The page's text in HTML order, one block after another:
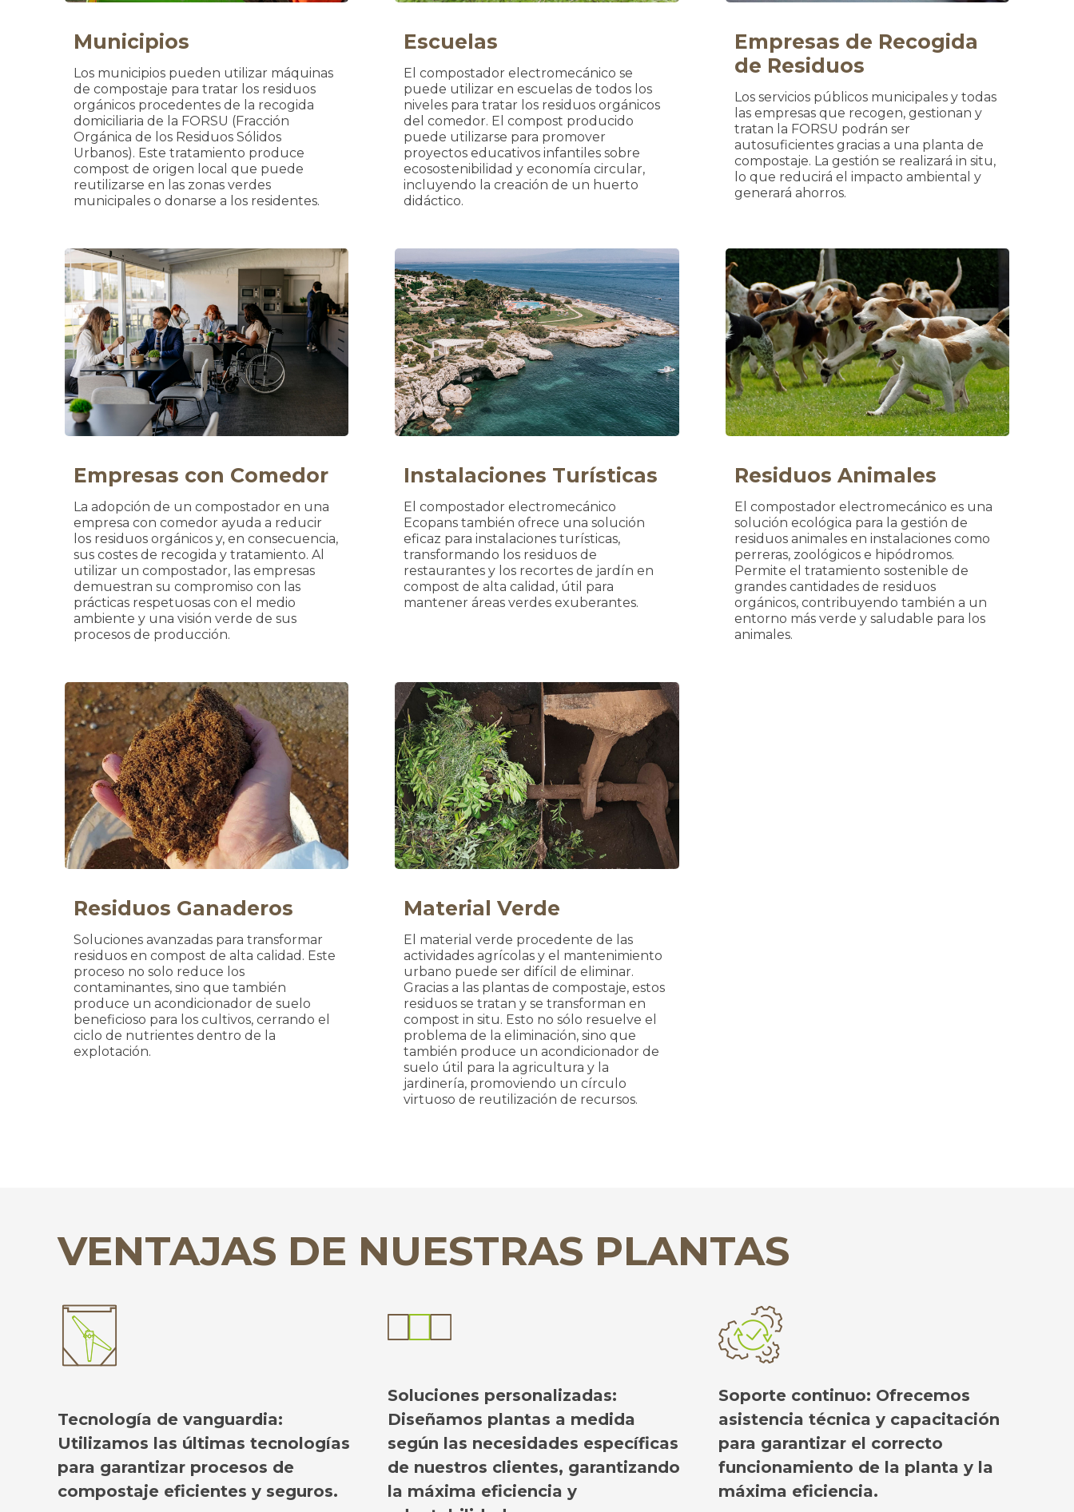
Municipios
Los municipios pueden utilizar máquinas
de compostaje para tratar los residuos
orgánicos procedentes de la recogida
domiciliaria de la FORSU (Fracción
Orgánica de los Residuos Sólidos
Urbanos). Este tratamiento produce
compost de origen local que puede
reutilizarse en las zonas verdes
municipales o donarse a los residentes.
Escuelas
El compostador electromecánico se
puede utilizar en escuelas de todos los
niveles para tratar los residuos orgánicos
del comedor. El compost producido
puede utilizarse para promover
proyectos educativos infantiles sobre
ecosostenibilidad y economía circular,
incluyendo la creación de un huerto
didáctico.
Empresas de Recogida
de Residuos
Los servicios públicos municipales y todas
las empresas que recogen, gestionan y
tratan la FORSU podrán ser
autosuficientes gracias a una planta de
compostaje. La gestión se realizará in situ,
lo que reducirá el impacto ambiental y
generará ahorros.
Empresas con Comedor
La adopción de un compostador en una
empresa con comedor ayuda a reducir
los residuos orgánicos y, en consecuencia,
sus costes de recogida y tratamiento. Al
utilizar un compostador, las empresas
demuestran su compromiso con las
prácticas respetuosas con el medio
ambiente y una visión verde de sus
procesos de producción.
Instalaciones Turísticas
El compostador electromecánico
Ecopans también ofrece una solución
eficaz para instalaciones turísticas,
transformando los residuos de
restaurantes y los recortes de jardín en
compost de alta calidad, útil para
mantener áreas verdes exuberantes.
Residuos Animales
El compostador electromecánico es una
solución ecológica para la gestión de
residuos animales en instalaciones como
perreras, zoológicos e hipódromos.
Permite el tratamiento sostenible de
grandes cantidades de residuos
orgánicos, contribuyendo también a un
entorno más verde y saludable para los
animales.
Residuos Ganaderos
Soluciones avanzadas para transformar
residuos en compost de alta calidad. Este
proceso no solo reduce los
contaminantes, sino que también
produce un acondicionador de suelo
beneficioso para los cultivos, cerrando el
ciclo de nutrientes dentro de la
explotación.
Material Verde
El material verde procedente de las
actividades agrícolas y el mantenimiento
urbano puede ser difícil de eliminar.
Gracias a las plantas de compostaje, estos
residuos se tratan y se transforman en
compost in situ. Esto no sólo resuelve el
problema de la eliminación, sino que
también produce un acondicionador de
suelo útil para la agricultura y la
jardinería, promoviendo un círculo
virtuoso de reutilización de recursos.
VENTAJAS DE NUESTRAS PLANTAS
Tecnología de vanguardia:
Utilizamos las últimas tecnologías
para garantizar procesos de
compostaje eficientes y seguros.
Soluciones personalizadas:
Diseñamos plantas a medida
según las necesidades específicas
de nuestros clientes, garantizando
la máxima eficiencia y
Soporte continuo: Ofrecemos
asistencia técnica y capacitación
para garantizar el correcto
funcionamiento de la planta y la
máxima eficiencia.